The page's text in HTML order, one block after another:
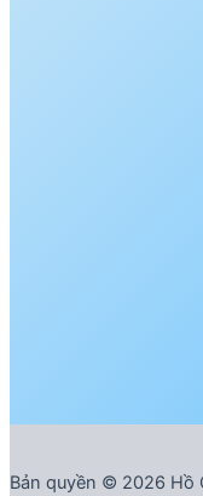
Bản quyền © 2026 Hồ